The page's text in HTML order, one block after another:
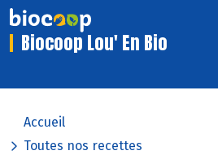
Biocoop Lou' En Bio
Accueil
Toutes nos recettes